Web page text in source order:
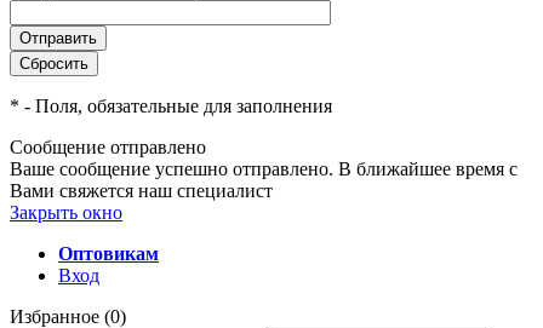
* - Поля, обязательные для заполнения
Сообщение отправлено
Ваше сообщение успешно отправлено. В ближайшее время с
Вами свяжется наш специалист
Закрыть окно
Оптовикам
Вход
Избранное (0)